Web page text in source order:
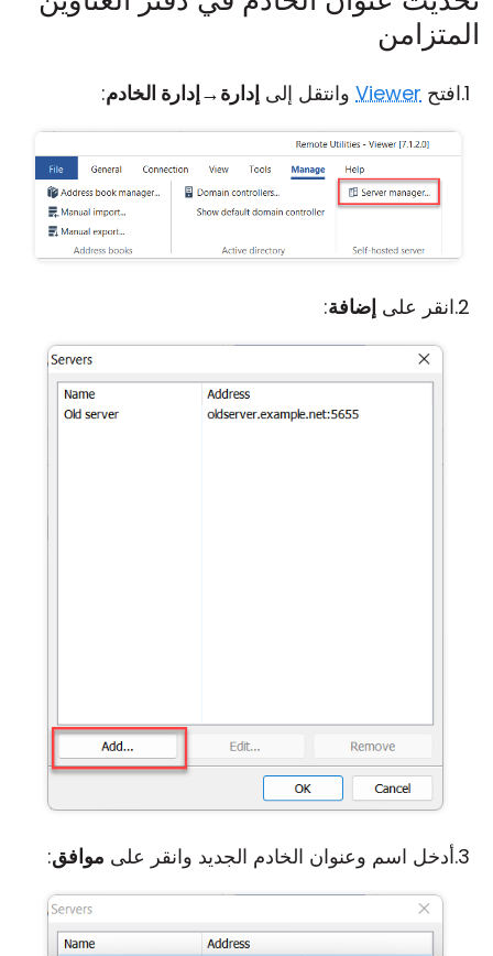
المتزامن
افتح Viewer وانتقل إلى إدارة→إدارة الخادم:
انقر على إضافة:
أدخل اسم وعنوان الخادم الجديد وانقر على موافق: